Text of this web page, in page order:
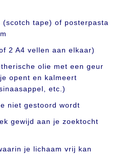
(scotch tape) of posterpasta
2 A4 vellen aan elkaar)
olie met een geur
opent en kalmeert
etc.)
niet gestoord wordt
gewijd aan je zoektocht
je lichaam vrij kan